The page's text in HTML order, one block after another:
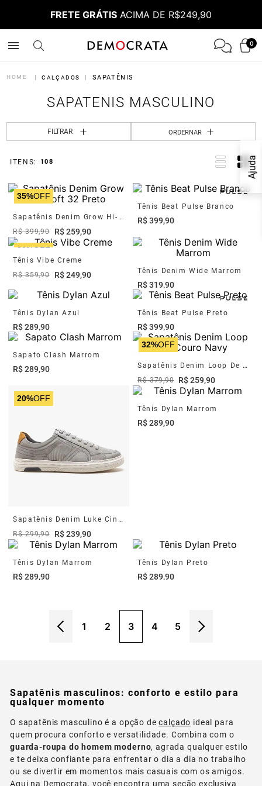
FRETE GRÁTIS ACIMA DE R$249,90
0
Ajuda
CALÇADOS SAPATÊNIS
SAPATENIS MASCULINO
FILTRAR ORDERNAR
108
35%OFF
Sapatênis Denim Grow Hi-Soft 32 Preto
R$ 399,90 R$ 259,90
Tênis Beat Pulse Branco
R$399,90
31%OFF
Tênis Vibe Creme
R$ 359,90 R$ 249,90 Tênis Denim Wide Marrom
R$319,90
Tênis Dylan Azul
R$ 289,90
Tênis Beat Pulse Preto
R$399,90
Sapato Clash Marrom
R$ 289,90
32%OFF
Sapatênis Denim Loop De Couro Navy
R$ 379,90 R$ 259,90
20%OFF
Sapatênis Denim Luke Cinza
R$ 299,90 R$ 239,90
Tênis Dylan Marrom
R$289,90
Tênis Dylan Marrom
R$ 289,90
Tênis Dylan Preto
R$289,90
1 2 3 4 5
Sapatênis masculinos: conforto e estilo para
qualquer momento
O sapatênis masculino é a opção decalçado ideal para
quem procura conforto e versatilidade. Combina com o
guarda-roupa do homem moderno, agrada qualquer estilo
e te deixa confiante para enfrentar o dia a dia no trabalho
ou se divertir em momentos mais casuais com os amigos.
Aqui na Democrata, você encontra uma seção exclusiva